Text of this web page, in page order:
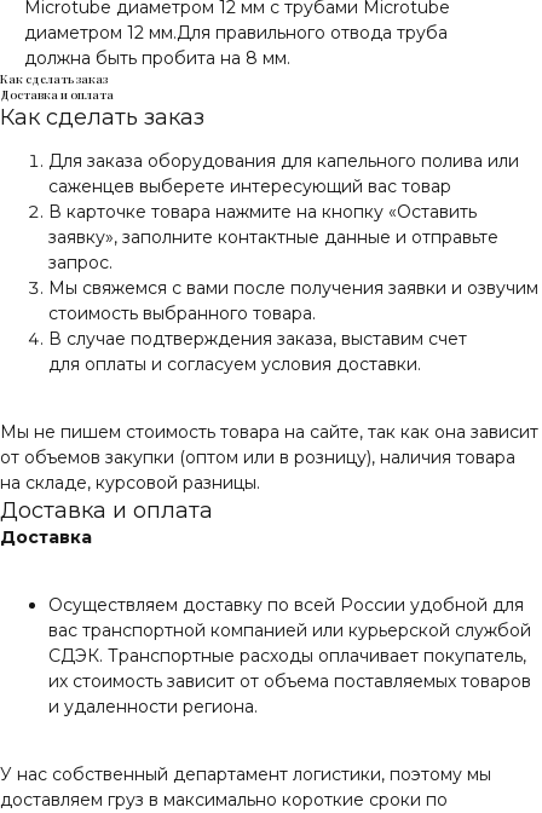
Microtube диаметром 12 мм с трубами Microtube
диаметром 12 мм.Для правильного отвода труба
должна быть пробита на 8 мм.
Как сделать заказ
Доставка и оплата
Как сделать заказ
Для заказа оборудования для капельного полива или
саженцев выберете интересующий вас товар
В карточке товара нажмите на кнопку «Оставить
заявку», заполните контактные данные и отправьте
запрос.
Мы свяжемся с вами после получения заявки и озвучим
стоимость выбранного товара.
В случае подтверждения заказа, выставим счет
для оплаты и согласуем условия доставки.
Мы не пишем стоимость товара на сайте, так как она зависит
от объемов закупки (оптом или в розницу), наличия товара
на складе, курсовой разницы.
Доставка и оплата
Доставка
Осуществляем доставку по всей России удобной для
вас транспортной компанией или курьерской службой
СДЭК. Транспортные расходы оплачивает покупатель,
их стоимость зависит от объема поставляемых товаров
и удаленности региона.
У нас собственный департамент логистики, поэтому мы
доставляем груз в максимально короткие сроки по